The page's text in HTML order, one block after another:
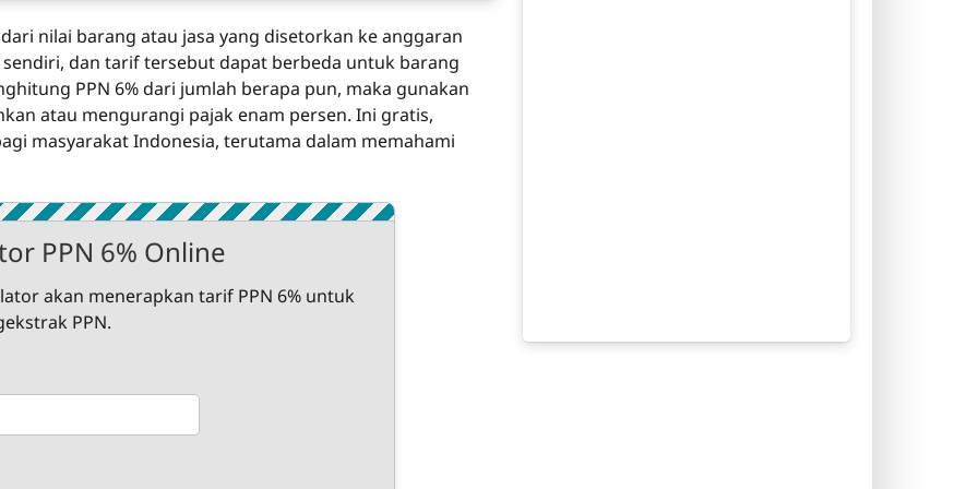
nilai barang atau jasa yang disetorkan ke anggaran
dan tarif tersebut dapat berbeda untuk barang
PPN 6% dari jumlah berapa pun, maka gunakan
atau mengurangi pajak enam persen. Ini gratis,
masyarakat Indonesia, terutama dalam memahami
PPN 6% Online
akan menerapkan tarif PPN 6% untuk
PPN.